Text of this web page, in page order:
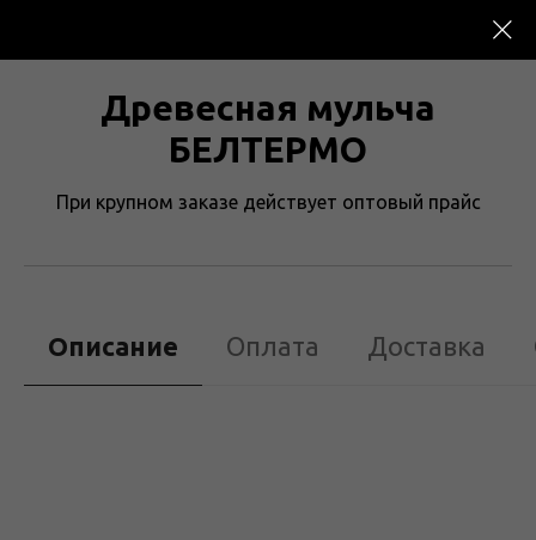
Древесная мульча
БЕЛТЕРМО
При крупном заказе действует оптовый прайс
Описание Оплата Доставка